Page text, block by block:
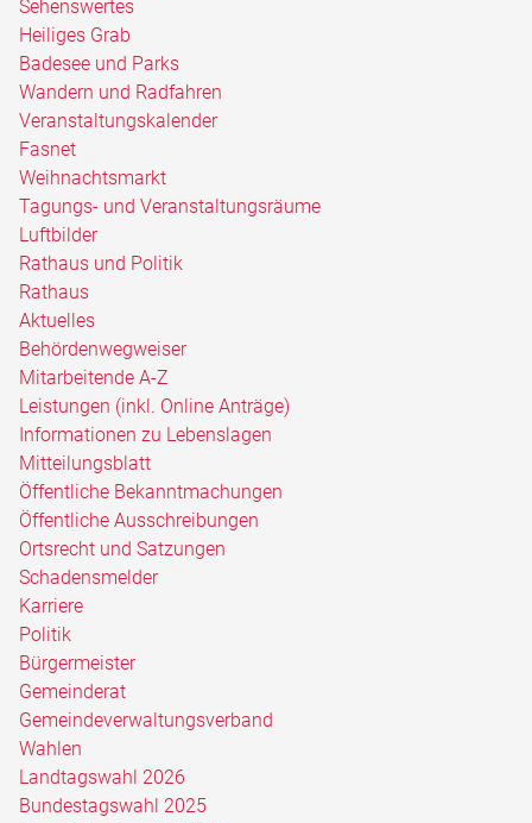
Sehenswertes
Heiliges Grab
Badesee und Parks
Wandern und Radfahren
Veranstaltungskalender
Fasnet
Weihnachtsmarkt
Tagungs- und Veranstaltungsräume
Luftbilder
Rathaus und Politik
Rathaus
Aktuelles
Behördenwegweiser
Mitarbeitende A-Z
Leistungen (inkl. Online Anträge)
Informationen zu Lebenslagen
Mitteilungsblatt
Öffentliche Bekanntmachungen
Öffentliche Ausschreibungen
Ortsrecht und Satzungen
Schadensmelder
Karriere
Politik
Bürgermeister
Gemeinderat
Gemeindeverwaltungsverband
Wahlen
Landtagswahl 2026
Bundestagswahl 2025